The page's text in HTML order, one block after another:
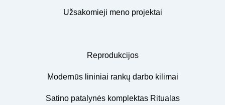
Užsakomieji meno projektai
Reprodukcijos
Modernūs lininiai rankų darbo kilimai
Satino patalynės komplektas Ritualas